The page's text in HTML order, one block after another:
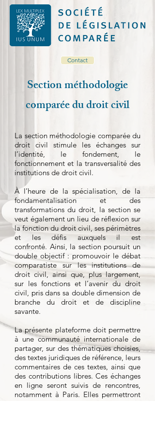
La section méthodologie comparée du
droit civil stimule les échanges sur
l’identité, le fondement, le
fonctionnement et la transversalité des
institutions de droit civil.
À l’heure de la spécialisation, de la
fondamentalisation et des
transformations du droit, la section se
veut également un lieu de réflexion sur
la fonction du droit civil, ses périmètres
et les défis auxquels il est
confronté. Ainsi, la section poursuit un
double objectif : promouvoir le débat
comparatiste sur les institutions de
droit civil, ainsi que, plus largement,
sur les fonctions et l’avenir du droit
civil, pris dans sa double dimension de
branche du droit et de discipline
savante.
La présente plateforme doit permettre
à une communauté internationale de
partager, sur des thématiques choisies,
des textes juridiques de référence, leurs
commentaires de ces textes, ainsi que
des contributions libres. Ces échanges
en ligne seront suivis de rencontres,
notamment à Paris. Elles permettront
Section méthodologie
comparée du droit civil
Contact